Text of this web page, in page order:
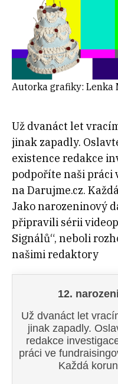
Autorka grafiky: Lenka
Už dvanáct let
jinak zapadly.
existence redakce
podpoříte naši práci
na Darujme.cz.
Jako narozeninový
připravili sérii
Signálů“, neboli
našimi redaktory